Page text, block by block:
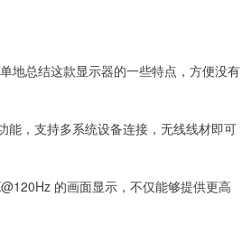
地总结这款显示器的一些特点，方便没有
能，支持多系统设备连接，无线线材即可
的画面显示，不仅能够提供更高